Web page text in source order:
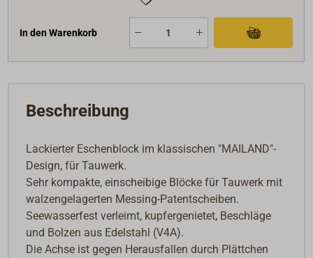
In den Warenkorb
Beschreibung
Lackierter Eschenblock im klassischen "MAILAND"-
Design, für Tauwerk.
Sehr kompakte, einscheibige Blöcke für Tauwerk mit
walzengelagerten Messing-Patentscheiben.
Seewasserfest verleimt, kupfergenietet, Beschläge
und Bolzen aus Edelstahl (V4A).
Die Achse ist gegen Herausfallen durch Plättchen